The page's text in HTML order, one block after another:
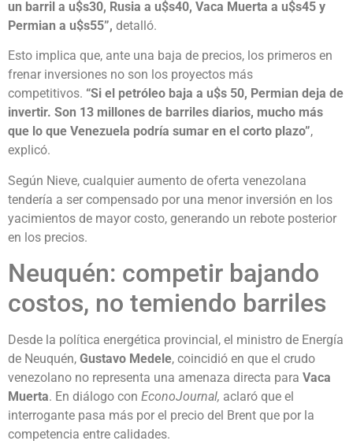
un barril a u$s30, Rusia a u$s40, Vaca Muerta a u$s45 y
Permian a u$s55”, detalló.
Esto implica que, ante una baja de precios, los primeros en
frenar inversiones no son los proyectos más
competitivos. “Si el petróleo baja a u$s 50, Permian deja de
invertir. Son 13 millones de barriles diarios, mucho más
que lo que Venezuela podría sumar en el corto plazo”,
explicó.
Según Nieve, cualquier aumento de oferta venezolana
tendería a ser compensado por una menor inversión en los
yacimientos de mayor costo, generando un rebote posterior
en los precios.
Neuquén: competir bajando
costos, no temiendo barriles
Desde la política energética provincial, el ministro de Energía
de Neuquén, Gustavo Medele, coincidió en que el crudo
venezolano no representa una amenaza directa para Vaca
Muerta. En diálogo con EconoJournal, aclaró que el
interrogante pasa más por el precio del Brent que por la
competencia entre calidades.